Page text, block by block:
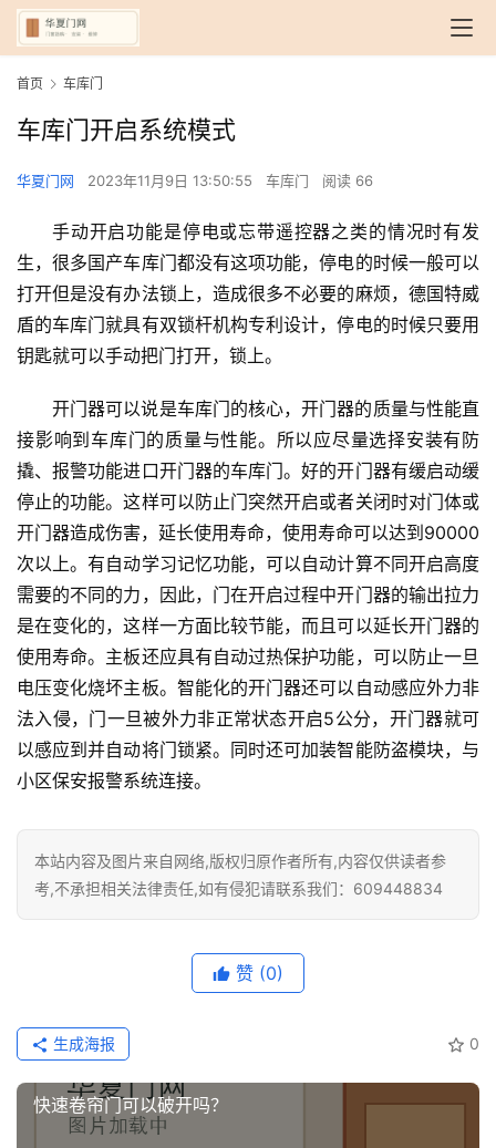
首
页
入
户
门
卧
室
卫
生
院
大
门
首页 车库门
车库门开启系统模式
华夏门网 2023年11月9日 13:50:55 车库门 阅读 66
手动开启功能是停电或忘带遥控器之类的情况时有发
生，很多国产车库门都没有这项功能，停电的时候一般可以
打开但是没有办法锁上，造成很多不必要的麻烦，德国特威
盾的车库门就具有双锁杆机构专利设计，停电的时候只要用
钥匙就可以手动把门打开，锁上。
开门器可以说是车库门的核心，开门器的质量与性能直
接影响到车库门的质量与性能。所以应尽量选择安装有防
撬、报警功能进口开门器的车库门。好的开门器有缓启动缓
停止的功能。这样可以防止门突然开启或者关闭时对门体或
开门器造成伤害，延长使用寿命，使用寿命可以达到90000
次以上。有自动学习记忆功能，可以自动计算不同开启高度
需要的不同的力，因此，门在开启过程中开门器的输出拉力
是在变化的，这样一方面比较节能，而且可以延长开门器的
使用寿命。主板还应具有自动过热保护功能，可以防止一旦
电压变化烧坏主板。智能化的开门器还可以自动感应外力非
法入侵，门一旦被外力非正常状态开启5公分，开门器就可
以感应到并自动将门锁紧。同时还可加装智能防盗模块，与
小区保安报警系统连接。
本站内容及图片来自网络,版权归原作者所有,内容仅供读者参
考,不承担相关法律责任,如有侵犯请联系我们：609448834
赞 (0)
0
生成海报
快速卷帘门可以破开吗？